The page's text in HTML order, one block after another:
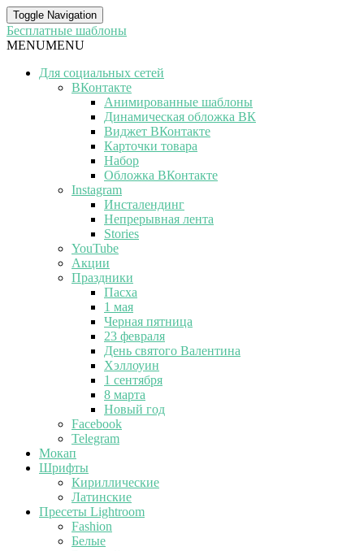
Toggle Navigation
Бесплатные шаблоны
MENUMENU
Для социальных сетей
ВКонтакте
Анимированные шаблоны
Динамическая обложка ВК
Виджет ВКонтакте
Карточки товара
Набор
Обложка ВКонтакте
Instagram
Инсталендинг
Непрерывная лента
Stories
YouTube
Акции
Праздники
Пасха
1 мая
Черная пятница
23 февраля
День святого Валентина
Хэллоуин
1 сентября
8 марта
Новый год
Facebook
Telegram
Мокап
Шрифты
Кириллические
Латинские
Пресеты Lightroom
Fashion
Белые